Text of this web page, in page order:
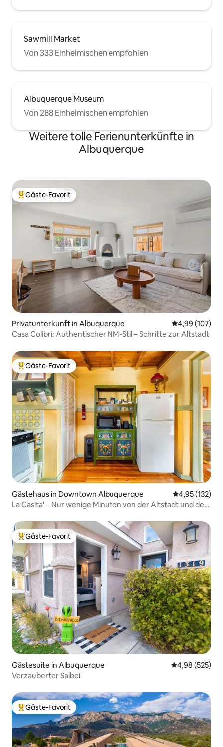
Sawmill Market
Von 333 Einheimischen empfohlen
Albuquerque Museum
Von 288 Einheimischen empfohlen
Weitere tolle Ferienunterkünfte in
Albuquerque
Beliebter Gäste-Favorit.
Gäste-Favorit
Privatunterkunft in Albuquerque
4,99 (107)
Casa Colibri: Authentischer NM-Stil – Schritte zur Altstadt
Beliebter Gäste-Favorit.
Gäste-Favorit
Gästehaus in Downtown Albuquerque
4,95 (132)
La Casita' – Nur wenige Minuten von der Altstadt und der
Beliebter Gäste-Favorit.
Gäste-Favorit
Gästesuite in Albuquerque
4,98 (525)
Verzauberter Salbei
Beliebter Gäste-Favorit.
Gäste-Favorit